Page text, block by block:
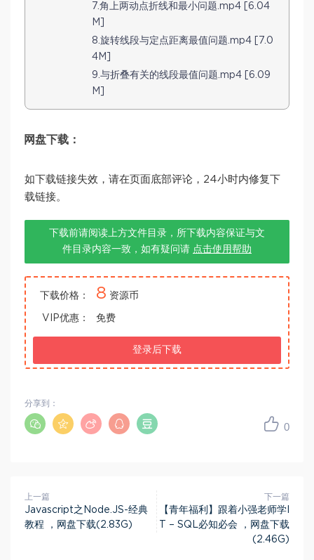
7.角上两动点折线和最小问题.mp4 [6.04
M]
8.旋转线段与定点距离最值问题.mp4 [7.0
4M]
9.与折叠有关的线段最值问题.mp4 [6.09
M]
网盘下载：
如下载链接失效，请在页面底部评论，24小时内修复下
载链接。
下载前请阅读上方文件目录，所下载内容保证与文
件目录内容一致，如有疑问请 点击使用帮助
下载价格： 8 资源币
VIP优惠： 免费
登录后下载
0
分享到：
上一篇
Javascript之Node.JS-经典
教程 ，网盘下载(2.83G)
下一篇
【青年福利】跟着小强老师学I
T – SQL必知必会 ，网盘下载
(2.46G)